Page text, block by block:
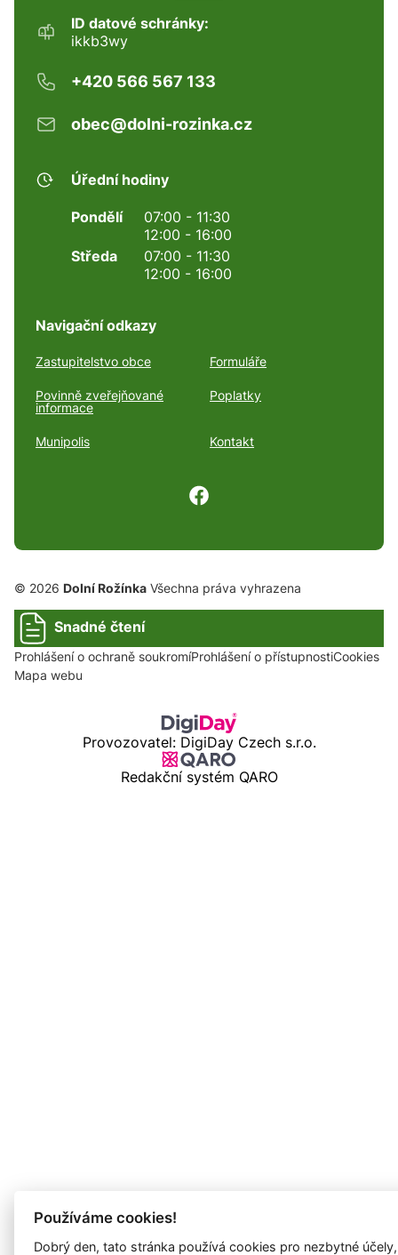
ID datové schránky:
ikkb3wy
+420 566 567 133
obec@dolni-rozinka.cz
Úřední hodiny
Pondělí
07:00 - 11:30
12:00 - 16:00
Středa
07:00 - 11:30
12:00 - 16:00
Navigační odkazy
Zastupitelstvo obce Formuláře
Povinně zveřejňované
informace
Poplatky
Munipolis Kontakt
© 2026 Dolní Rožínka Všechna práva vyhrazena
Snadné čtení
Prohlášení o ochraně soukromíProhlášení o přístupnostiCookies
Mapa webu
Provozovatel: DigiDay Czech s.r.o.
Redakční systém QARO
Používáme cookies!
Dobrý den, tato stránka používá cookies pro nezbytné